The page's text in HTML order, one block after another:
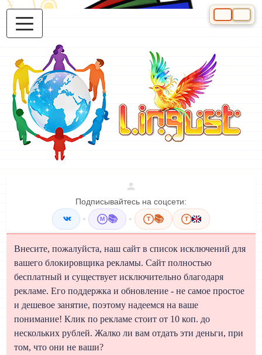
Подписывайтесь на соцсети:
• M 📚 • T 📚 T
Внесите, пожалуйста, наш сайт в список исключений для
вашего блокировщика рекламы. Сайт полностью
бесплатный и существует исключительно благодаря
рекламе. Его поддержка и обновление - не самое простое
и дешевое занятие, поэтому надеемся на ваше
понимание! Клик по рекламе стоит от 10 коп. до
нескольких рублей. Жалко ли вам отдать эти деньги, при
том, что они не ваши?